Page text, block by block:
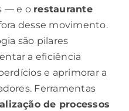
— e o restaurante
desse movimento.
são pilares
a eficiência
e aprimorar a
Ferramentas
de processos